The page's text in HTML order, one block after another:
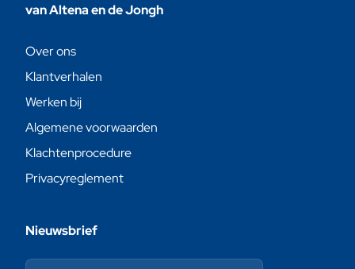
van Altena en de Jongh
Over ons
Klantverhalen
Werken bij
Algemene voorwaarden
Klachtenprocedure
Privacyreglement
Nieuwsbrief